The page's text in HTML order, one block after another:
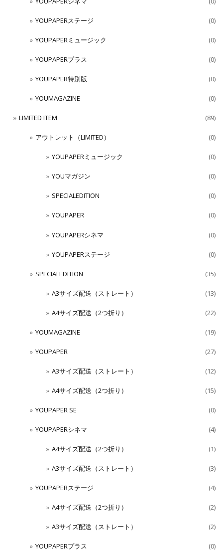
YOUPAPERステージ (0)
YOUPAPERミュージック (0)
YOUPAPERプラス (0)
YOUPAPER特別版 (0)
YOUMAGAZINE (0)
LIMITED ITEM (89)
アウトレット（LIMITED） (0)
YOUPAPERミュージック (0)
YOUマガジン (0)
SPECIALEDITION (0)
YOUPAPER (0)
YOUPAPERシネマ (0)
YOUPAPERステージ (0)
SPECIALEDITION (35)
A3サイズ配送（ストレート） (13)
A4サイズ配送（2つ折り） (22)
YOUMAGAZINE (19)
YOUPAPER (27)
A3サイズ配送（ストレート） (12)
A4サイズ配送（2つ折り） (15)
YOUPAPER SE (0)
YOUPAPERシネマ (4)
A4サイズ配送（2つ折り） (1)
A3サイズ配送（ストレート） (3)
YOUPAPERステージ (4)
A4サイズ配送（2つ折り） (2)
A3サイズ配送（ストレート） (2)
YOUPAPERプラス (0)